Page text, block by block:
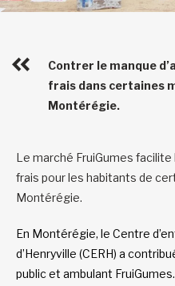
Contrer le manque
frais dans certaines
Montérégie.
Le marché FruiGumes
frais pour les habitants de
Montérégie.
En Montérégie, le Centre
d’Henryville (CERH) a
public et ambulant